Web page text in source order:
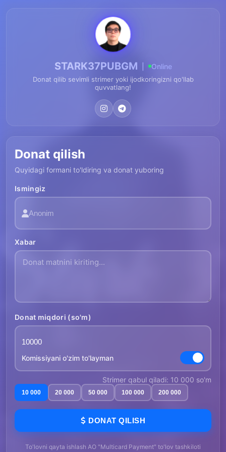
STARK37PUBGM Online
Donat qilib sevimli strimer yoki ijodkoringizni qo'llab
quvvatlang!
Donat qilish
Quyidagi formani to'ldiring va donat yuboring
Ismingiz
Xabar
Donat miqdori (so'm)
Komissiyani o'zim to'layman
Strimer qabul qiladi: 10 000 so'm
10 000 20 000 50 000 100 000 200 000
DONAT QILISH
To'lovni qayta ishlash AO "Multicard Payment" to'lov tashkiloti